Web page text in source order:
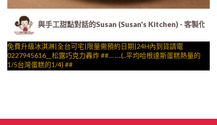
與手工甜點對話的Susan (Susan's Kitchen) - 客製化
免費升級冰淇淋|全台可宅|限量需預約日期|24H內到貨請電
0227945616__松露巧克力轟炸 ##… ….(..平均哈根達斯蛋糕熱量的
1/5台灣蛋糕的1/4) ##